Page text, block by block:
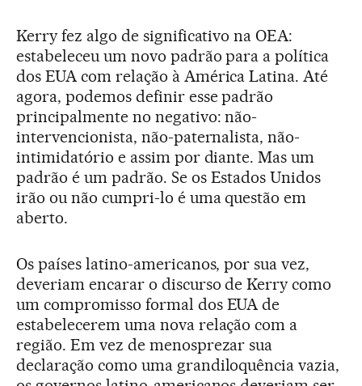
Kerry fez algo de significativo na OEA:
estabeleceu um novo padrão para a política
dos EUA com relação à América Latina. Até
agora, podemos definir esse padrão
principalmente no negativo: não-
intervencionista, não-paternalista, não-
intimidatório e assim por diante. Mas um
padrão é um padrão. Se os Estados Unidos
irão ou não cumpri-lo é uma questão em
aberto.
Os países latino-americanos, por sua vez,
deveriam encarar o discurso de Kerry como
um compromisso formal dos EUA de
estabelecerem uma nova relação com a
região. Em vez de menosprezar sua
declaração como uma grandiloquência vazia,